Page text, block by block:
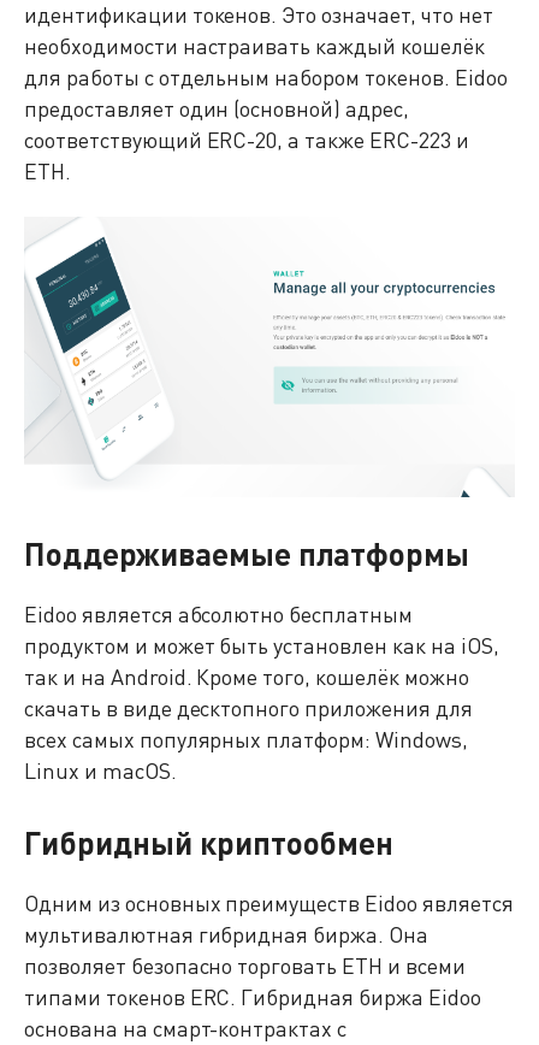
идентификации токенов. Это означает, что нет
необходимости настраивать каждый кошелёк
для работы с отдельным набором токенов. Eidoo
предоставляет один (основной) адрес,
соответствующий ERC-20, а также ERC-223 и
ETH.
Поддерживаемые платформы
Eidoo является абсолютно бесплатным
продуктом и может быть установлен как на iOS,
так и на Android. Кроме того, кошелёк можно
скачать в виде десктопного приложения для
всех самых популярных платформ: Windows,
Linux и macOS.
Гибридный криптообмен
Одним из основных преимуществ Eidoo является
мультивалютная гибридная биржа. Она
позволяет безопасно торговать ETH и всеми
типами токенов ERC. Гибридная биржа Eidoo
основана на смарт-контрактах с